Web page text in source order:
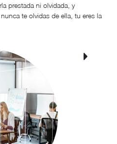
prestada ni olvidada, y
te olvidas de ella, tu eres la